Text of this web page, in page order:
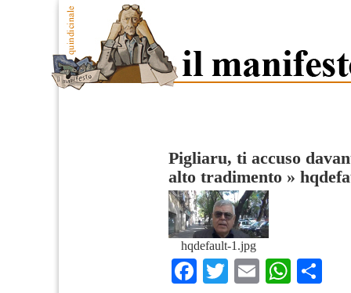
Pigliaru, ti accuso
alto tradimento »
hqdefault-1.jpg
Facebook
TwitterEmail